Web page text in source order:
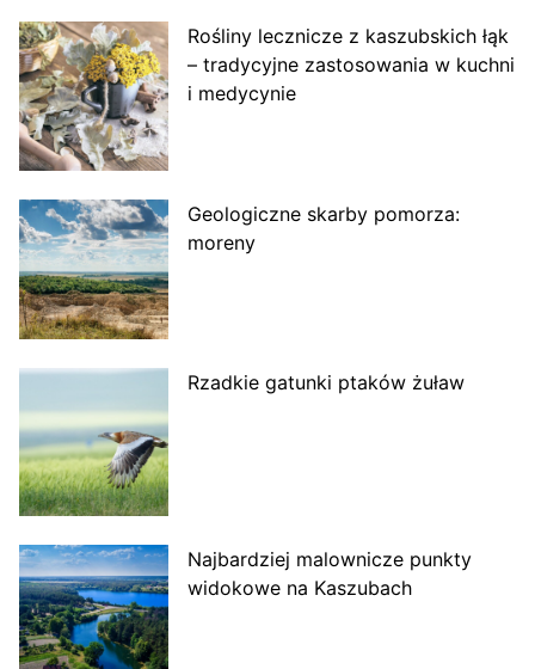
Rośliny lecznicze z kaszubskich łąk
– tradycyjne zastosowania w kuchni
i medycynie
Geologiczne skarby pomorza:
moreny
Rzadkie gatunki ptaków żuław
Najbardziej malownicze punkty
widokowe na Kaszubach